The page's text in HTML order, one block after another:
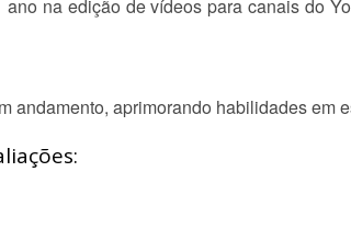
na edição de vídeos para canais do
andamento, aprimorando habilidades em